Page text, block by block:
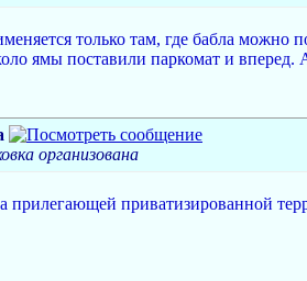
только там, где бабла можно
ямы поставили паркомат и
организована
прилегающей приватизированной